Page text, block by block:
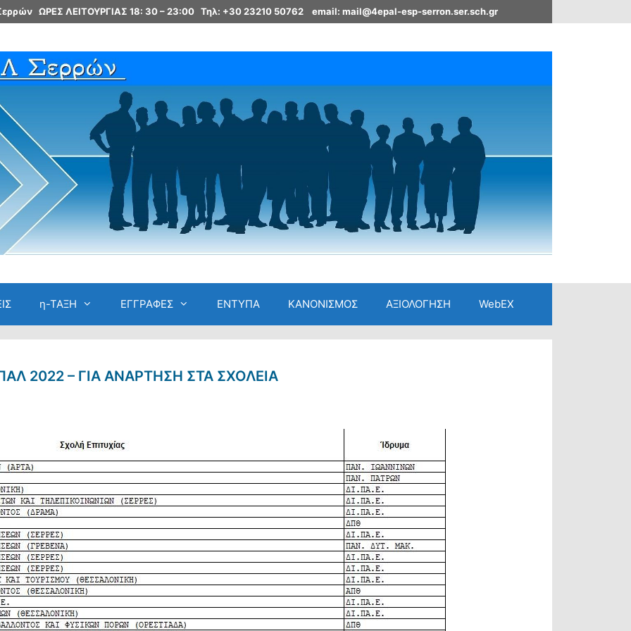
ΩΡΕΣ ΛΕΙΤΟΥΡΓΙΑΣ 18: 30 – 23:00 Τηλ: +30 23210 50762 email: mail@4epal-esp-serron.ser.sch.gr
η-ΤΑΞΗ ΕΓΓΡΑΦΕΣ ΕΝΤΥΠΑ ΚΑΝΟΝΙΣΜΟΣ ΑΞΙΟΛΟΓΗΣΗ WebEX
2022 – ΓΙΑ ΑΝΑΡΤΗΣΗ ΣΤΑ ΣΧΟΛΕΙΑ